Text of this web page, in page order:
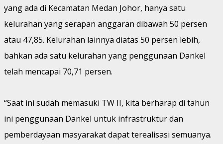
yang ada di Kecamatan Medan Johor, hanya satu
kelurahan yang serapan anggaran dibawah 50 persen
atau 47,85. Kelurahan lainnya diatas 50 persen lebih,
bahkan ada satu kelurahan yang penggunaan Dankel
telah mencapai 70,71 persen.
“Saat ini sudah memasuki TW II, kita berharap di tahun
ini penggunaan Dankel untuk infrastruktur dan
pemberdayaan masyarakat dapat terealisasi semuanya.